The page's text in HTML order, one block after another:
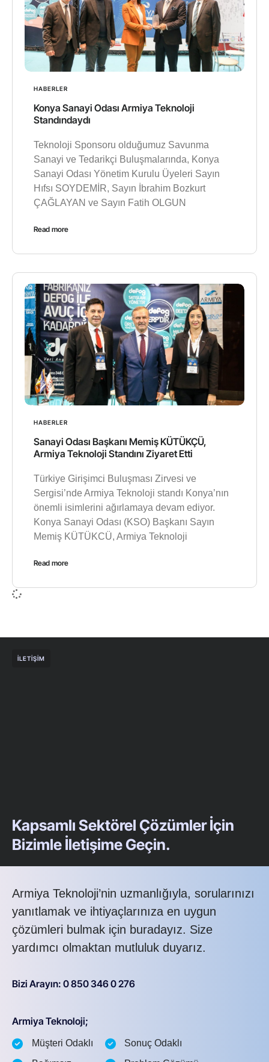
HABERLER
Konya Sanayi Odası Armiya Teknoloji
Standındaydı
Teknoloji Sponsoru olduğumuz Savunma
Sanayi ve Tedarikçi Buluşmalarında, Konya
Sanayi Odası Yönetim Kurulu Üyeleri Sayın
Hıfsı SOYDEMİR, Sayın İbrahim Bozkurt
ÇAĞLAYAN ve Sayın Fatih OLGUN
Read more
HABERLER
Sanayi Odası Başkanı Memiş KÜTÜKÇÜ,
Armiya Teknoloji Standını Ziyaret Etti
Türkiye Girişimci Buluşması Zirvesi ve
Sergisi’nde Armiya Teknoloji standı Konya’nın
önemli isimlerini ağırlamaya devam ediyor.
Konya Sanayi Odası (KSO) Başkanı Sayın
Memiş KÜTÜKCÜ, Armiya Teknoloji
Read more
İLETIŞIM
Kapsamlı Sektörel Çözümler İçin
Bizimle İletişime Geçin.
Armiya Teknoloji’nin uzmanlığıyla, sorularınızı
yanıtlamak ve ihtiyaçlarınıza en uygun
çözümleri bulmak için buradayız. Size
yardımcı olmaktan mutluluk duyarız.
Bizi Arayın: 0 850 346 0 276
Armiya Teknoloji;
Müşteri Odaklı
Sonuç Odaklı